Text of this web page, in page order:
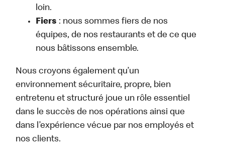
loin.
Fiers : nous sommes fiers de nos
équipes, de nos restaurants et de ce que
nous bâtissons ensemble.
Nous croyons également qu’un
environnement sécuritaire, propre, bien
entretenu et structuré joue un rôle essentiel
dans le succès de nos opérations ainsi que
dans l’expérience vécue par nos employés et
nos clients.